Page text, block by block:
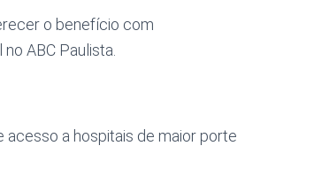
o benefício com
ABC Paulista.
a hospitais de maior porte